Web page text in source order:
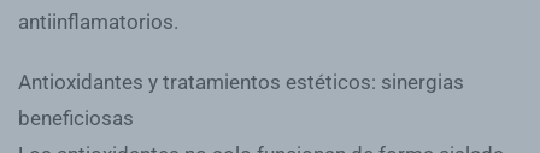
antiinflamatorios.
Antioxidantes y tratamientos estéticos: sinergias
beneficiosas